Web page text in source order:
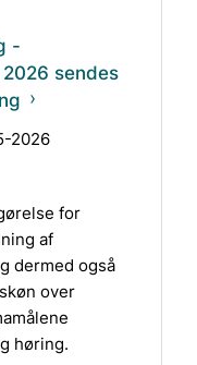
-
sendes
2026
for
af
dermed også
over
høring.